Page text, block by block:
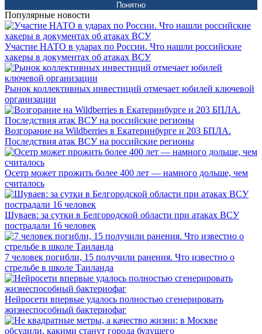
Понятно
Популярные новости
Участие НАТО в ударах по России. Что нашли российские
хакеры в документах об атаках ВСУ
Рынок коллективных инвестиций отмечает юбилей ключевой
организации
Возгорание на Wildberries в Екатеринбурге и 203 БПЛА.
Последствия атак ВСУ на российские регионы
Осетр может прожить более 400 лет — намного дольше, чем
считалось
Шуваев: за сутки в Белгородской области при атаках ВСУ
пострадали 16 человек
7 человек погибли, 15 получили ранения. Что известно о
стрельбе в школе Таиланда
Нейросети впервые удалось полностью сгенерировать
жизнеспособный бактериофаг